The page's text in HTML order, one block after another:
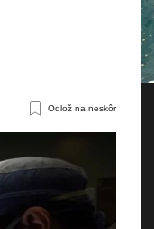
Odlož na neskôr